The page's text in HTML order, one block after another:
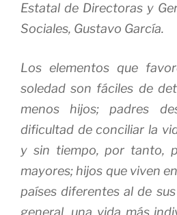
Estatal de Directoras y
Sociales, Gustavo García.
Los elementos que
soledad son fáciles de
menos hijos; padres
dificultad de conciliar la
y sin tiempo, por tanto,
mayores; hijos que viven
países diferentes al de
general, una vida más